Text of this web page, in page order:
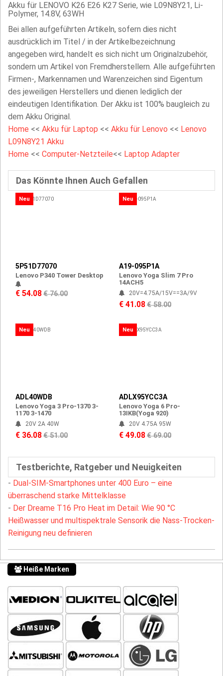
Akku für LENOVO K26 E26 K27 Serie, wie L09N8Y21, Li-
Polymer, 14.8V, 63WH
Bei allen aufgeführten Artikeln, sofern dies nicht
ausdrücklich im Titel / in der Artikelbezeichnung
angegeben wird, handelt es sich nicht um Originalzubehör,
sondern um Artikel von Fremdherstellern. Alle aufgeführten
Firmen-, Markennamen und Warenzeichen sind Eigentum
des jeweiligen Herstellers und dienen lediglich der
eindeutigen Identifikation. Der Akku ist 100% baugleich zu
dem Akku Original.
Home << Akku für Laptop << Akku für Lenovo << Lenovo
L09N8Y21 Akku
Home << Computer-Netzteile<< Laptop Adapter
Das Könnte Ihnen Auch Gefallen
Neu
5P51D77070
Lenovo P340 Tower Desktop
€ 54.08€ 76.00
Neu
A19-095P1A
Lenovo Yoga Slim 7 Pro
14ACH5
20V=4.75A/15V==3A/9V
€ 41.08€ 58.00
Neu
ADL40WDB
Lenovo Yoga 3 Pro-1370 3-
1170 3-1470
20V 2A 40W
€ 36.08€ 51.00
Neu
ADLX95YCC3A
Lenovo Yoga 6 Pro-
13IKB(Yoga 920)
20V 4.75A 95W
€ 49.08€ 69.00
Testberichte, Ratgeber und Neuigkeiten
- Dual-SIM-Smartphones unter 400 Euro – eine
überraschend starke Mittelklasse
- Der Dreame T16 Pro Heat im Detail: Wie 90 °C
Heißwasser und multispektrale Sensorik die Nass-Trocken-
Reinigung neu definieren
Heiße Marken